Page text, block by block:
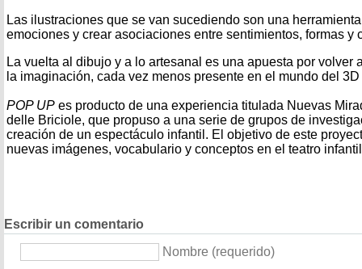
Las ilustraciones que se van sucediendo son una
emociones y crear asociaciones entre sentimientos, formas y
La vuelta al dibujo y a lo artesanal es una apuesta por volver
la imaginación, cada vez menos presente en el mundo del
POP UP es producto de una experiencia titulada Nuevas
delle Briciole, que propuso a una serie de grupos de
creación de un espectáculo infantil. El objetivo de este
nuevas imágenes, vocabulario y conceptos en el teatro
Escribir un comentario
Nombre (requerido)